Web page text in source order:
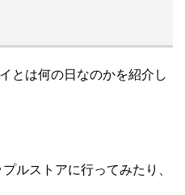
とは何の日なのかを紹介し
ルストアに行ってみたり、